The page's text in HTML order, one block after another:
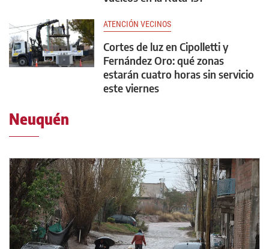
ATENCIÓN VECINOS
Cortes de luz en Cipolletti y
Fernández Oro: qué zonas
estarán cuatro horas sin servicio
este viernes
Neuquén